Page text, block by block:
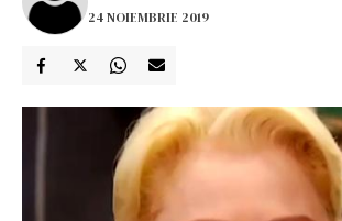
24 NOIEMBRIE 2019